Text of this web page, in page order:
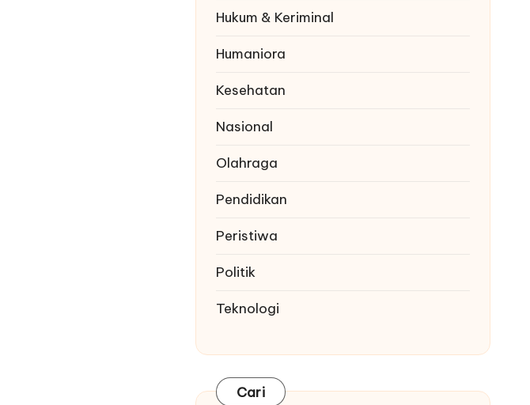
Hukum & Keriminal
Humaniora
Kesehatan
Nasional
Olahraga
Pendidikan
Peristiwa
Politik
Teknologi
Cari